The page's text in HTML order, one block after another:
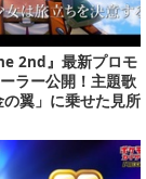
2nd』最新プロモ
ラー公開！主題歌
の翼」に乗せた見所